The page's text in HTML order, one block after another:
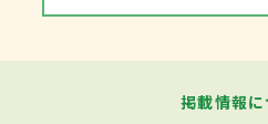
掲載情報